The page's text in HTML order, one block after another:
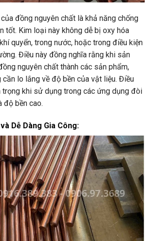
đồng nguyên chất là khả năng chống
tốt. Kim loại này không dễ bị oxy hóa
quyển, trong nước, hoặc trong điều kiện
Điều này đồng nghĩa rằng khi sản
nguyên chất thành các sản phẩm,
cần lo lắng về độ bền của vật liệu. Điều
trọng khi sử dụng trong các ứng dụng đòi
độ bền cao.
Dễ Dàng Gia Công: